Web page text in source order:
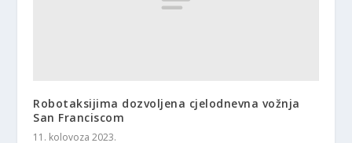
Robotaksijima dozvoljena cjelodnevna vožnja
San Franciscom
11. kolovoza 2023.